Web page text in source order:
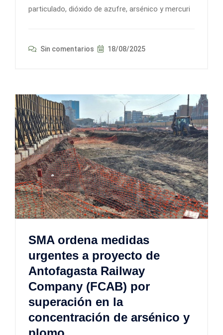
particulado, dióxido de azufre, arsénico y mercuri
Sin comentarios 18/08/2025
SMA ordena medidas
urgentes a proyecto de
Antofagasta Railway
Company (FCAB) por
superación en la
concentración de arsénico y